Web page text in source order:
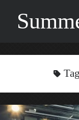
Categories